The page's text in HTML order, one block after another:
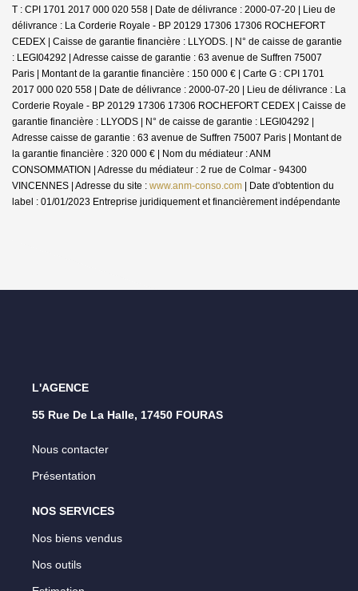
T : CPI 1701 2017 000 020 558 | Date de délivrance : 2000-07-20 | Lieu de
délivrance : La Corderie Royale - BP 20129 17306 17306 ROCHEFORT
CEDEX | Caisse de garantie financière : LLYODS. | N° de caisse de garantie
: LEGI04292 | Adresse caisse de garantie : 63 avenue de Suffren 75007
Paris | Montant de la garantie financière : 150 000 € | Carte G : CPI 1701
2017 000 020 558 | Date de délivrance : 2000-07-20 | Lieu de délivrance : La
Corderie Royale - BP 20129 17306 17306 ROCHEFORT CEDEX | Caisse de
garantie financière : LLYODS | N° de caisse de garantie : LEGI04292 |
Adresse caisse de garantie : 63 avenue de Suffren 75007 Paris | Montant de
la garantie financière : 320 000 € | Nom du médiateur : ANM
CONSOMMATION | Adresse du médiateur : 2 rue de Colmar - 94300
VINCENNES | Adresse du site : www.anm-conso.com | Date d'obtention du
label : 01/01/2023 Entreprise juridiquement et financièrement indépendante
L'AGENCE
55 Rue De La Halle, 17450 FOURAS
Nous contacter
Présentation
NOS SERVICES
Nos biens vendus
Nos outils